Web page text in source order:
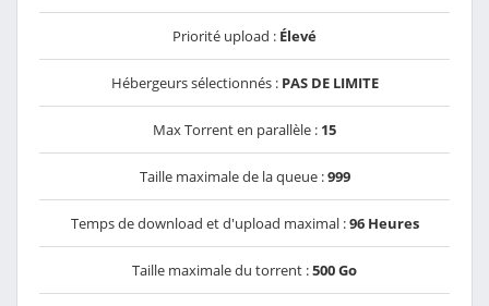
Priorité upload : Élevé
Hébergeurs sélectionnés : PAS DE LIMITE
Max Torrent en parallèle : 15
Taille maximale de la queue :999
Temps de download et d'upload maximal :96 Heures
Taille maximale du torrent :500 Go